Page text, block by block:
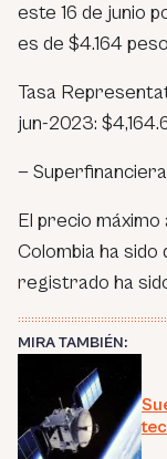
este 16 de junio
es de $4.164
Tasa
jun-2023:
—
El precio máximo
Colombia ha sido
registrado ha
MIRA TAMBIÉN: